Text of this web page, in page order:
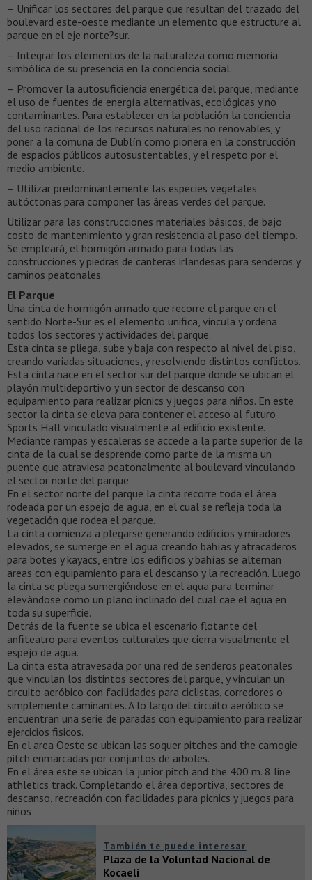
– Unificar los sectores del parque que resultan del trazado del
boulevard este-oeste mediante un elemento que estructure al
parque en el eje norte?sur.
– Integrar los elementos de la naturaleza como memoria
simbólica de su presencia en la conciencia social.
– Promover la autosuficiencia energética del parque, mediante
el uso de fuentes de energía alternativas, ecológicas y no
contaminantes. Para establecer en la población la conciencia
del uso racional de los recursos naturales no renovables, y
poner a la comuna de Dublín como pionera en la construcción
de espacios públicos autosustentables, y el respeto por el
medio ambiente.
– Utilizar predominantemente las especies vegetales
autóctonas para componer las áreas verdes del parque.
Utilizar para las construcciones materiales básicos, de bajo
costo de mantenimiento y gran resistencia al paso del tiempo.
Se empleará, el hormigón armado para todas las
construcciones y piedras de canteras irlandesas para senderos y
caminos peatonales.
El Parque
Una cinta de hormigón armado que recorre el parque en el
sentido Norte-Sur es el elemento unifica, vincula y ordena
todos los sectores y actividades del parque.
Esta cinta se pliega, sube y baja con respecto al nivel del piso,
creando variadas situaciones, y resolviendo distintos conflictos.
Esta cinta nace en el sector sur del parque donde se ubican el
playón multideportivo y un sector de descanso con
equipamiento para realizar picnics y juegos para niños. En este
sector la cinta se eleva para contener el acceso al futuro
Sports Hall vinculado visualmente al edificio existente.
Mediante rampas y escaleras se accede a la parte superior de la
cinta de la cual se desprende como parte de la misma un
puente que atraviesa peatonalmente al boulevard vinculando
el sector norte del parque.
En el sector norte del parque la cinta recorre toda el área
rodeada por un espejo de agua, en el cual se refleja toda la
vegetación que rodea el parque.
La cinta comienza a plegarse generando edificios y miradores
elevados, se sumerge en el agua creando bahías y atracaderos
para botes y kayacs, entre los edificios y bahías se alternan
areas con equipamiento para el descanso y la recreación. Luego
la cinta se pliega sumergiéndose en el agua para terminar
elevándose como un plano inclinado del cual cae el agua en
toda su superficie.
Detrás de la fuente se ubica el escenario flotante del
anfiteatro para eventos culturales que cierra visualmente el
espejo de agua.
La cinta esta atravesada por una red de senderos peatonales
que vinculan los distintos sectores del parque, y vinculan un
circuito aeróbico con facilidades para ciclistas, corredores o
simplemente caminantes. A lo largo del circuito aeróbico se
encuentran una serie de paradas con equipamiento para realizar
ejercicios fisicos.
En el area Oeste se ubican las soquer pitches and the camogie
pitch enmarcadas por conjuntos de arboles.
En el área este se ubican la junior pitch and the 400 m. 8 line
athletics track. Completando el área deportiva, sectores de
descanso, recreación con facilidades para picnics y juegos para
niños
También te puede interesar
Plaza de la Voluntad Nacional de
Kocaeli